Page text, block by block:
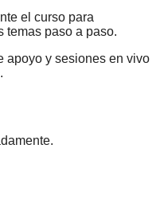
el curso para
temas paso a paso.
apoyo y sesiones en vivo